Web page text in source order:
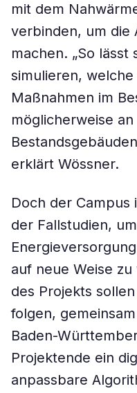
mit dem
verbinden, um die
machen. „So lässt
simulieren,
Maßnahmen im
möglicherweise
erklärt Wössner.
Doch der Campus
der Fallstudien,
auf neue Weise
des Projekts
folgen,
Baden-
Projektende ein
anpassbare